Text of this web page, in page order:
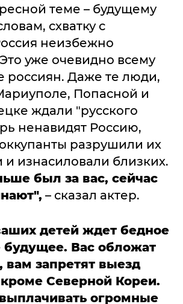
теме – будущему
схватку с
неизбежно
уже очевидно всему
россиян. Даже те люди,
Попасной и
ждали "русского
ненавидят Россию,
разрушили их
и изнасиловали близких.
был за вас, сейчас
– сказал актер.
детей ждет бедное
будущее. Вас обложат
вам запретят выезд
Северной Кореи.
огромные